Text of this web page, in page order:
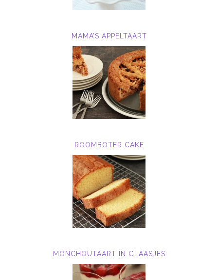
MAMA’S APPELTAART
ROOMBOTER CAKE
MONCHOUTAART IN GLAASJES